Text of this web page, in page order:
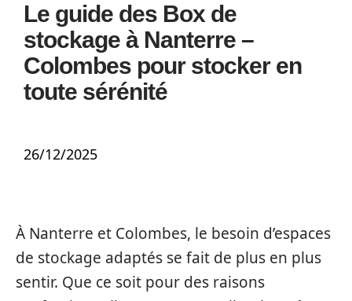
Le guide des Box de
stockage à Nanterre –
Colombes pour stocker en
toute sérénité
26/12/2025
À Nanterre et Colombes, le besoin d’espaces
de stockage adaptés se fait de plus en plus
sentir. Que ce soit pour des raisons